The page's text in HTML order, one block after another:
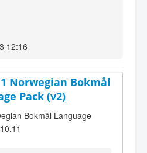
12:16
Norwegian Bokmål
Pack (v2)
Bokmål Language